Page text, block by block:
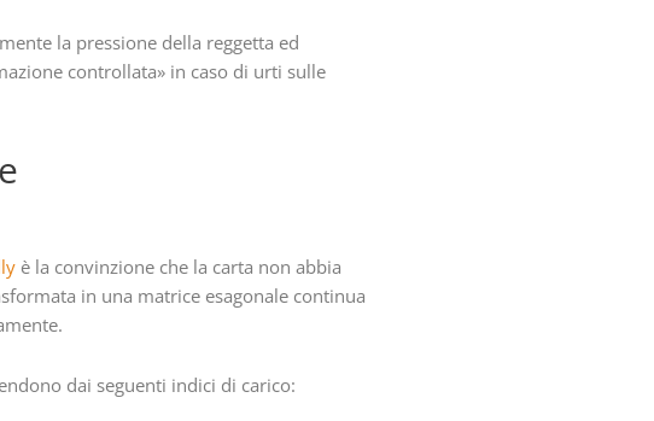
la pressione della reggetta ed
controllata» in caso di urti sulle
è la convinzione che la carta non abbia
in una matrice esagonale continua
dai seguenti indici di carico: